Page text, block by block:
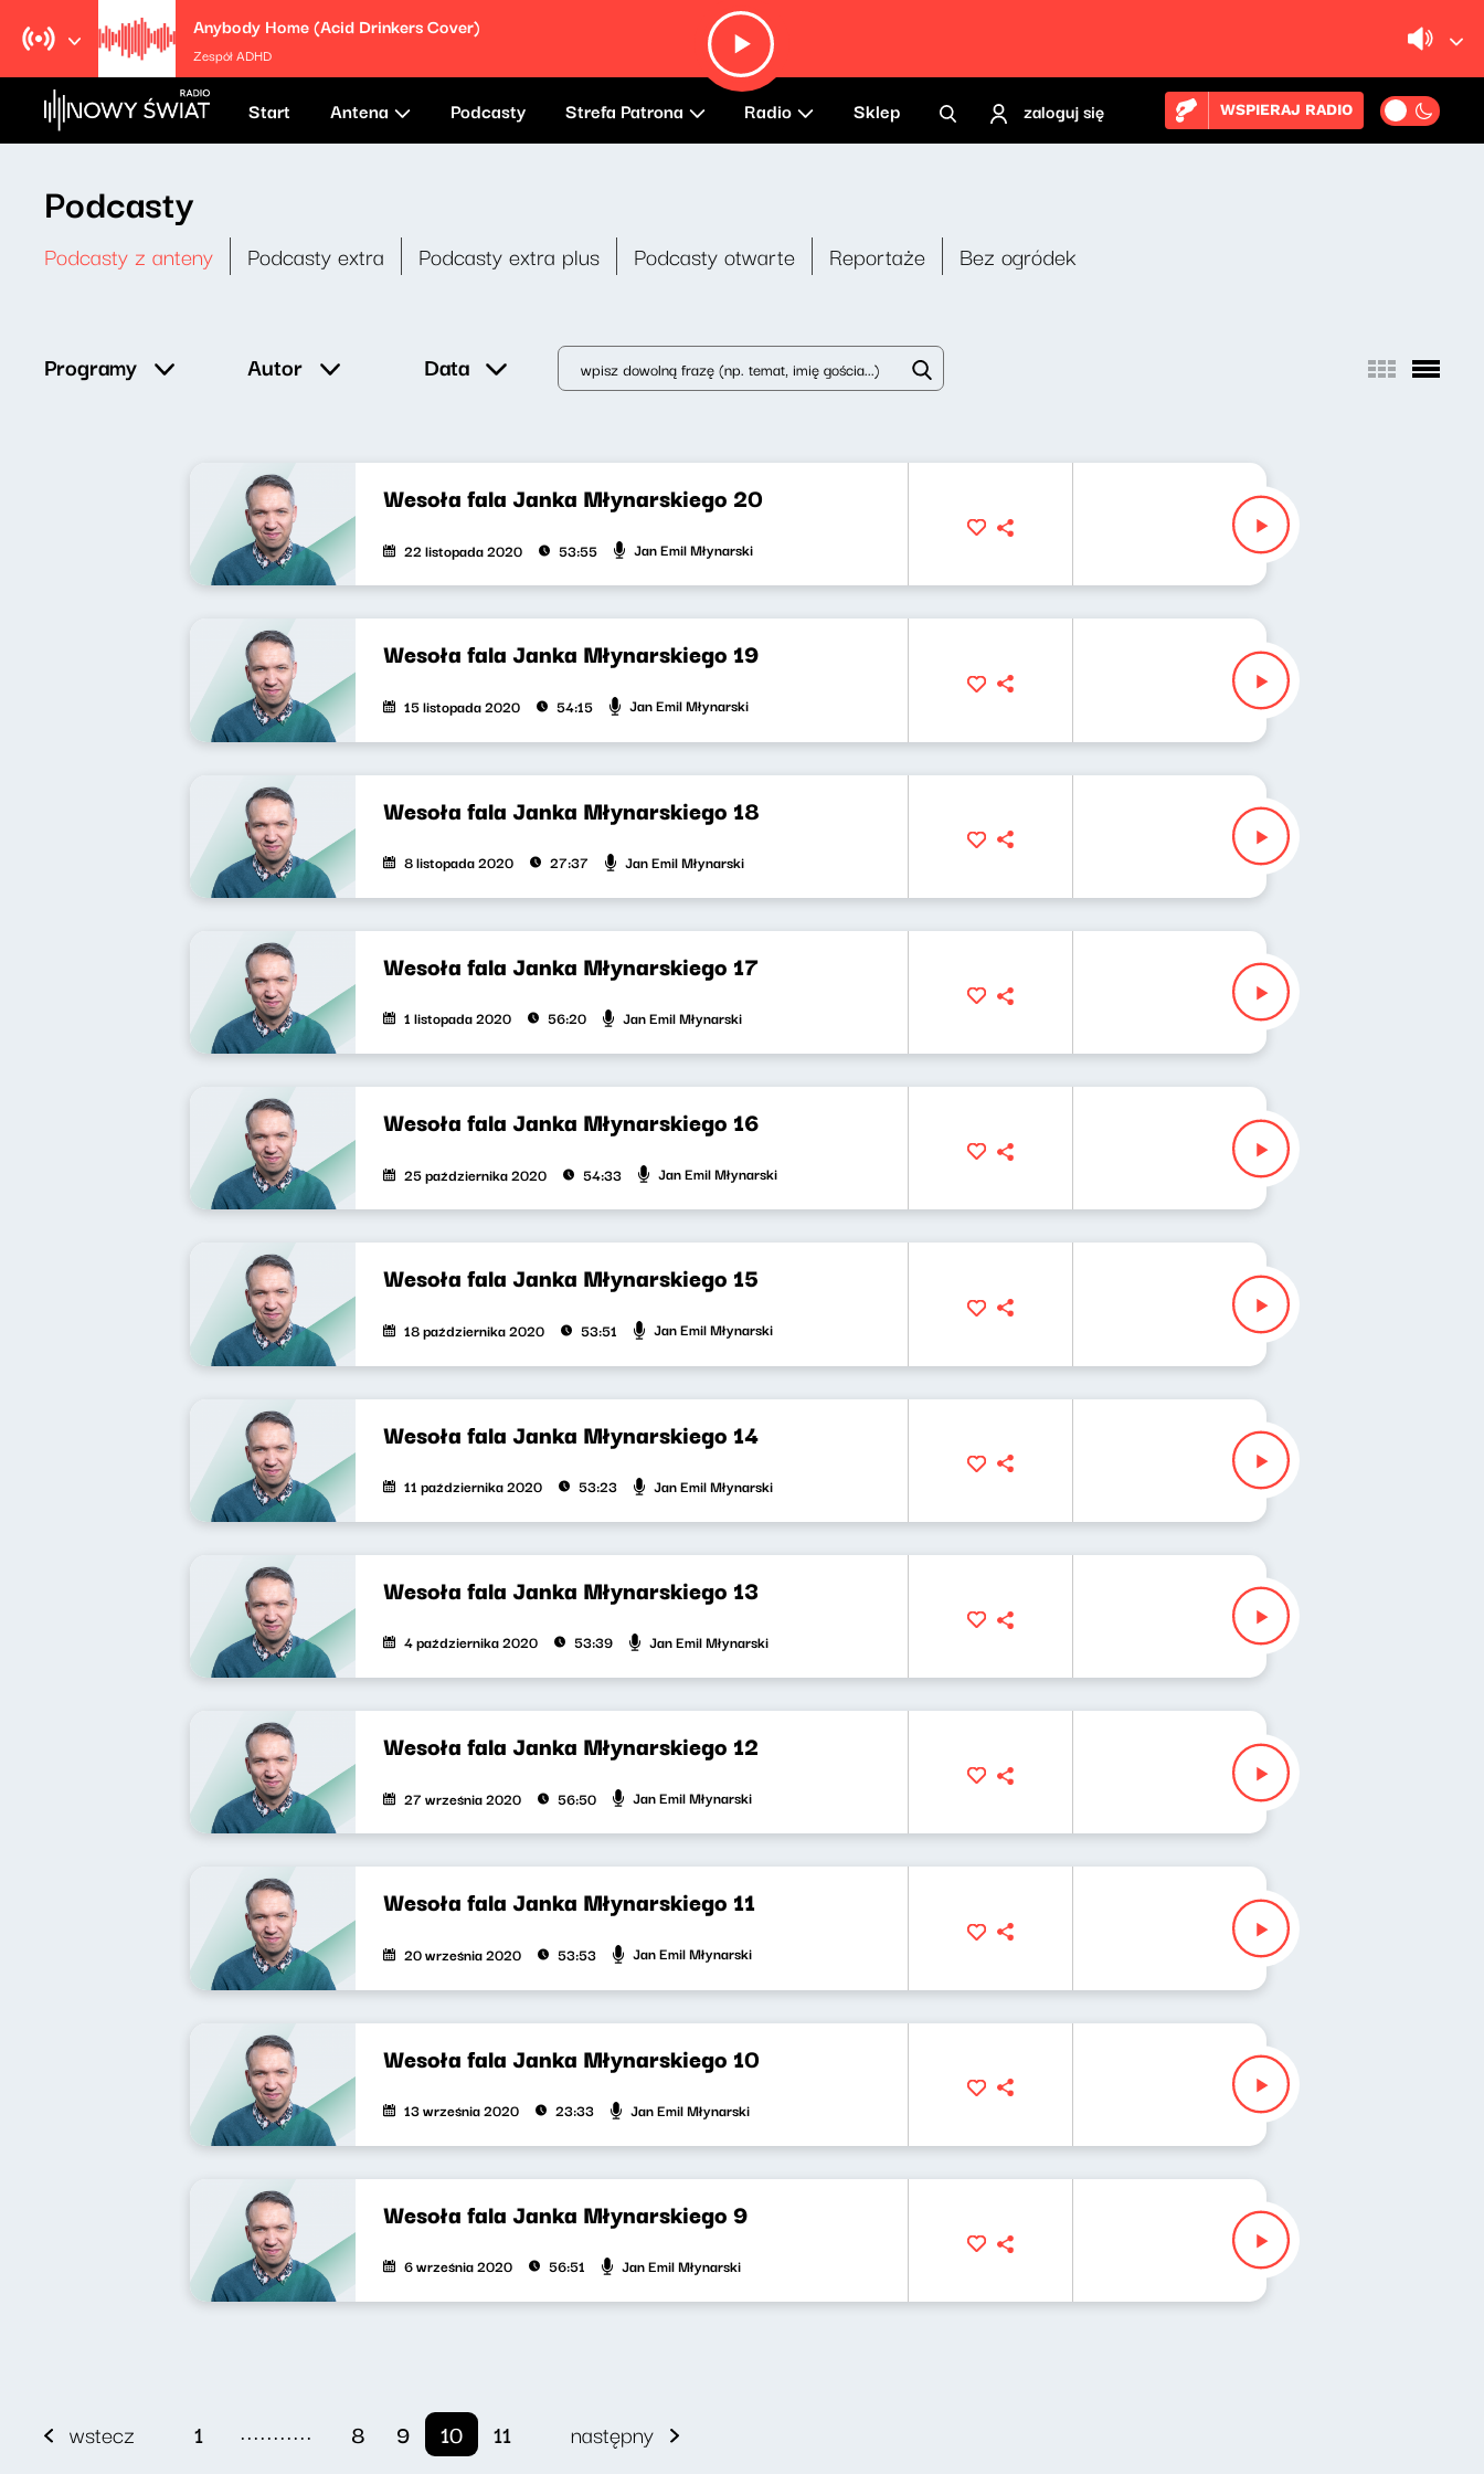
Anybody Home (Acid Drinkers Cover)
Zespół ADHD
Start Antena Podcasty Strefa Patrona Radio Sklep zaloguj się WSPIERAJ RADIO
Podcasty
Podcasty z anteny Podcasty extra Podcasty extra plus Podcasty otwarte Reportaże Bez ogródek
Programy Autor Data
Wesoła fala Janka Młynarskiego 20
22 listopada 2020 53:55 Jan Emil Młynarski
Wesoła fala Janka Młynarskiego 19
15 listopada 2020 54:15 Jan Emil Młynarski
Wesoła fala Janka Młynarskiego 18
8 listopada 2020 27:37 Jan Emil Młynarski
Wesoła fala Janka Młynarskiego 17
1 listopada 2020 56:20 Jan Emil Młynarski
Wesoła fala Janka Młynarskiego 16
25 października 2020 54:33 Jan Emil Młynarski
Wesoła fala Janka Młynarskiego 15
18 października 2020 53:51 Jan Emil Młynarski
Wesoła fala Janka Młynarskiego 14
11 października 2020 53:23 Jan Emil Młynarski
Wesoła fala Janka Młynarskiego 13
4 października 2020 53:39 Jan Emil Młynarski
Wesoła fala Janka Młynarskiego 12
27 września 2020 56:50 Jan Emil Młynarski
Wesoła fala Janka Młynarskiego 11
20 września 2020 53:53 Jan Emil Młynarski
Wesoła fala Janka Młynarskiego 10
13 września 2020 23:33 Jan Emil Młynarski
Wesoła fala Janka Młynarskiego 9
6 września 2020 56:51 Jan Emil Młynarski
wstecz 1 ........... 8 9 10 11 następny